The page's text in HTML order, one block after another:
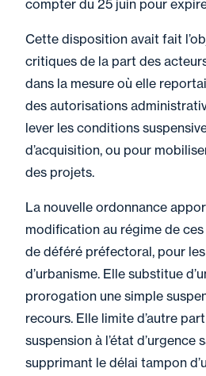
compter du 25 juin pour
Cette disposition avait fait
critiques de la part des
dans la mesure où elle
des autorisations
lever les conditions
d’acquisition, ou pour
des projets.
La nouvelle ordonnance
modification au régime de
de déféré préfectoral, pour
d’urbanisme. Elle substitue
prorogation une simple
recours. Elle limite d’autre
suspension à l’état d’urgence
supprimant le délai tampon